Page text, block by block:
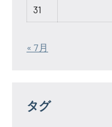
31
« 7月
タグ